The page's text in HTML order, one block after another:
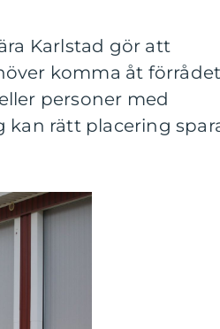
Karlstad gör att
komma åt
personer med
kan rätt placering